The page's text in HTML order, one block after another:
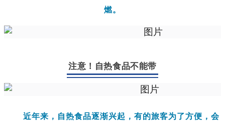
燃。
注意！自热食品不能带
近年来，自热食品逐渐兴起，有的旅客为了方便，会